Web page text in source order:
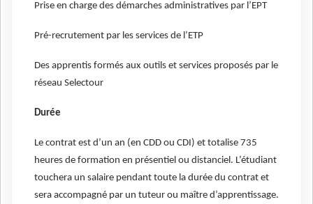
Prise en charge des démarches administratives par l’EPT
Pré-recrutement par les services de l’ETP
Des apprentis formés aux outils et services proposés par le
réseau Selectour
Durée
Le contrat est d’un an (en CDD ou CDI) et totalise 735
heures de formation en présentiel ou distanciel. L’étudiant
touchera un salaire pendant toute la durée du contrat et
sera accompagné par un tuteur ou maître d’apprentissage.